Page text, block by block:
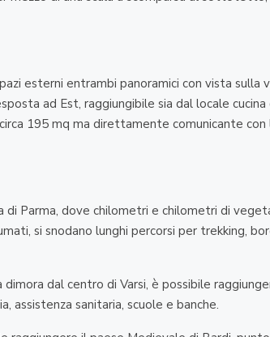
esterni entrambi panoramici con vista sulla
ad Est, raggiungibile sia dal locale
195 mq ma direttamente comunicante
di Parma, dove chilometri e chilometri di
si snodano lunghi percorsi per trekking,
dimora dal centro di Varsi, è possibile
assistenza sanitaria, scuole e banche.